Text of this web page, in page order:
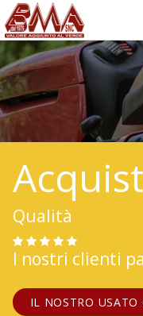
Qualità
I nostri clienti
IL NOSTRO USATO